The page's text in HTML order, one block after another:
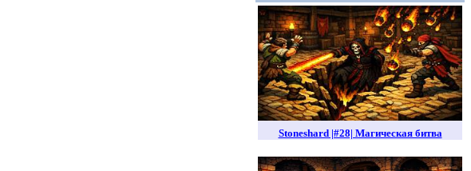
Stoneshard |#28| Магическая битва